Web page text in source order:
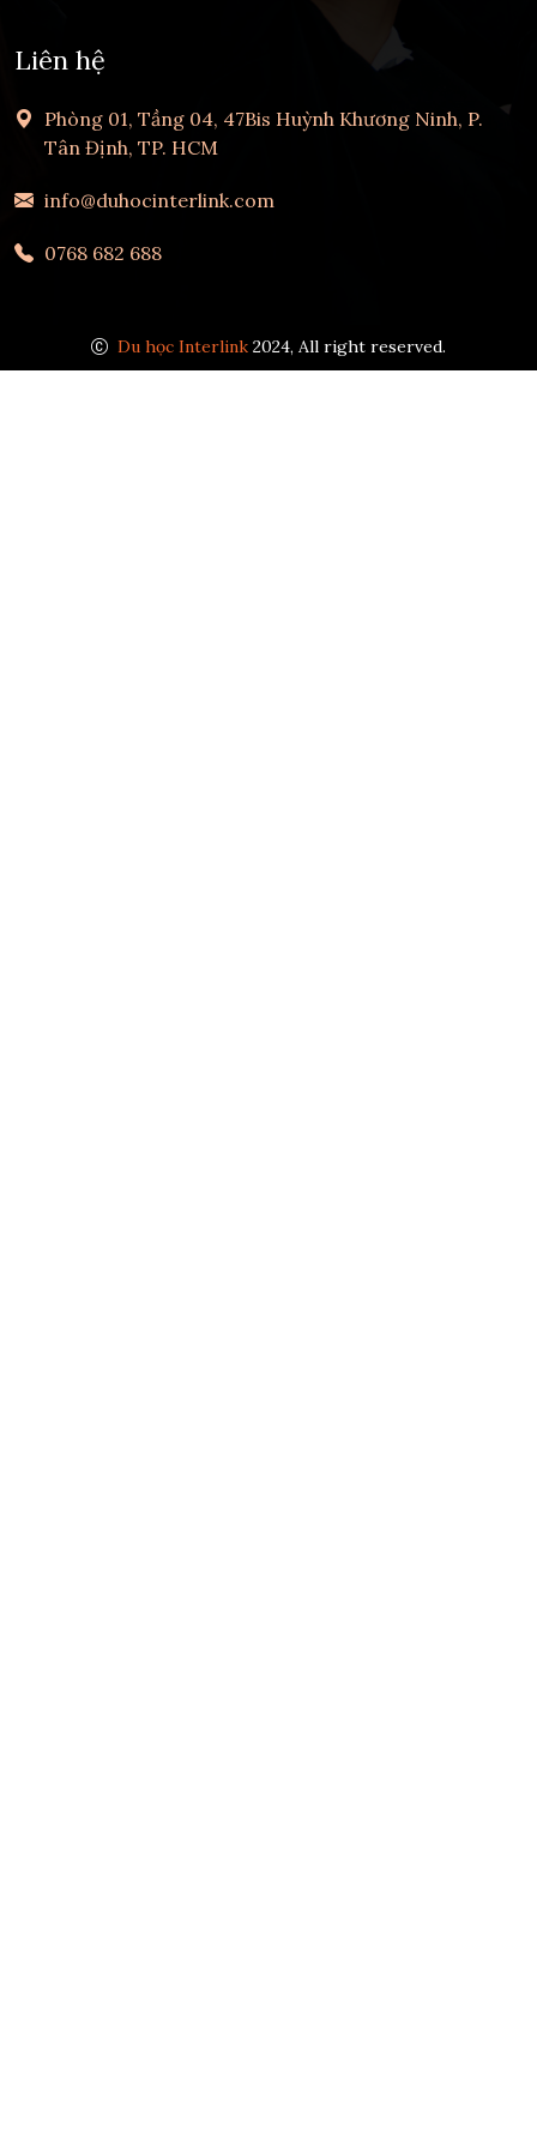
Liên hệ
Phòng 01, Tầng 04, 47Bis Huỳnh Khương Ninh, P.
Tân Định, TP. HCM
info@duhocinterlink.com
0768 682 688
Du học Interlink 2024, All right reserved.